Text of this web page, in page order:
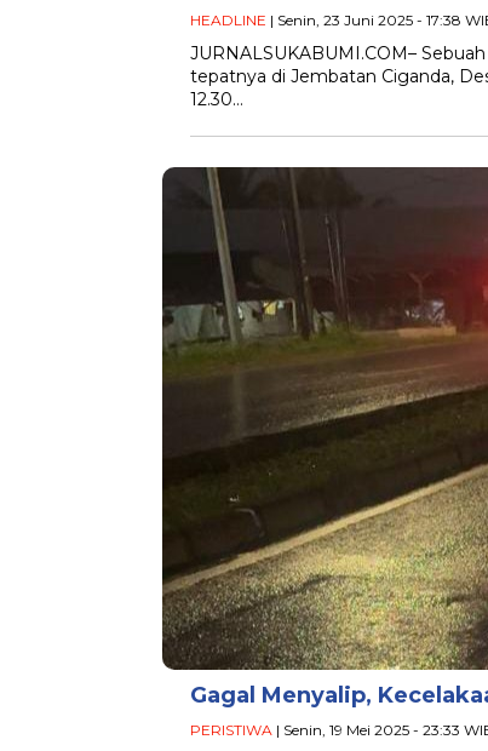
HEADLINE | Senin, 23 Juni 2025 - 17:38
JURNALSUKABUMI.COM–
tepatnya di Jembatan Ciganda,
12.30…
Gagal Menyalip,
PERISTIWA | Senin, 19 Mei 2025 - 23:33